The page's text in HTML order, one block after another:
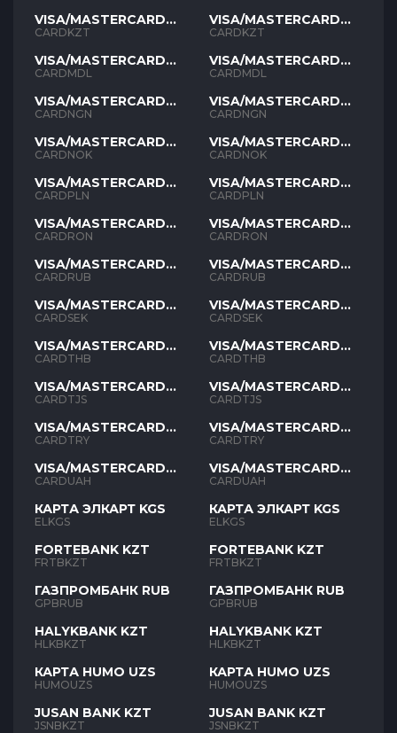
VISA/MASTERCARD
KZT
CARDKZT
VISA/MASTERCARD
MDL
CARDMDL
VISA/MASTERCARD
NGN
CARDNGN
VISA/MASTERCARD
NOK
CARDNOK
VISA/MASTERCARD
PLN
CARDPLN
VISA/MASTERCARD
RON
CARDRON
VISA/MASTERCARD
RUB
CARDRUB
VISA/MASTERCARD
SEK
CARDSEK
VISA/MASTERCARD
THB
CARDTHB
VISA/MASTERCARD
TJS
CARDTJS
VISA/MASTERCARD
TYR
CARDTRY
VISA/MASTERCARD
UAH
CARDUAH
КАРТА ЭЛКАРТ KGS
ELKGS
FORTEBANK KZT
FRTBKZT
ГАЗПРОМБАНК RUB
GPBRUB
HALYKBANK KZT
HLKBKZT
КАРТА HUMO UZS
HUMOUZS
JUSAN BANK KZT
JSNBKZT
VISA/MASTERCARD
KZT
CARDKZT
VISA/MASTERCARD
MDL
CARDMDL
VISA/MASTERCARD
NGN
CARDNGN
VISA/MASTERCARD
NOK
CARDNOK
VISA/MASTERCARD
PLN
CARDPLN
VISA/MASTERCARD
RON
CARDRON
VISA/MASTERCARD
RUB
CARDRUB
VISA/MASTERCARD
SEK
CARDSEK
VISA/MASTERCARD
THB
CARDTHB
VISA/MASTERCARD
TJS
CARDTJS
VISA/MASTERCARD
TYR
CARDTRY
VISA/MASTERCARD
UAH
CARDUAH
КАРТА ЭЛКАРТ KGS
ELKGS
FORTEBANK KZT
FRTBKZT
ГАЗПРОМБАНК RUB
GPBRUB
HALYKBANK KZT
HLKBKZT
КАРТА HUMO UZS
HUMOUZS
JUSAN BANK KZT
JSNBKZT